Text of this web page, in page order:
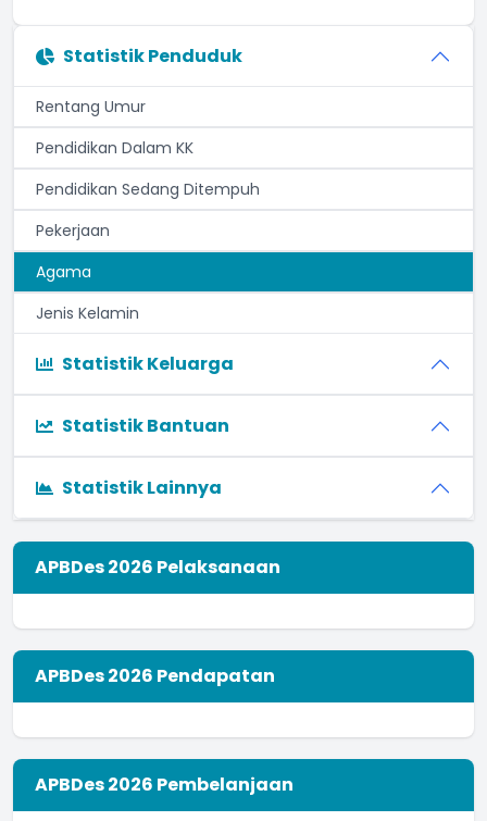
Statistik Penduduk
Rentang Umur
Pendidikan Dalam KK
Pendidikan Sedang Ditempuh
Pekerjaan
Agama
Jenis Kelamin
Statistik Keluarga
Statistik Bantuan
Statistik Lainnya
APBDes 2026 Pelaksanaan
APBDes 2026 Pendapatan
APBDes 2026 Pembelanjaan